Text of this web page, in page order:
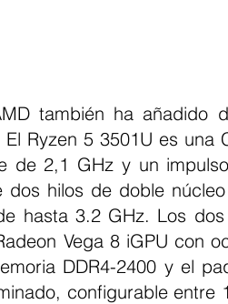
también ha añadido
Ryzen 5 3501U es una
de 2,1 GHz y un
hilos de doble
hasta 3.2 GHz. Los
Vega 8 iGPU con
DDR4-2400 y el
configurable entre